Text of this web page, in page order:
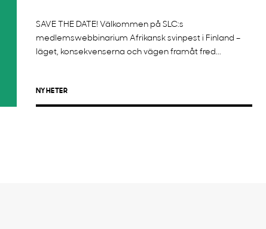
SAVE THE DATE! Välkommen på SLC:s
medlemswebbinarium Afrikansk svinpest i Finland –
läget, konsekvenserna och vägen framåt fred...
NYHETER